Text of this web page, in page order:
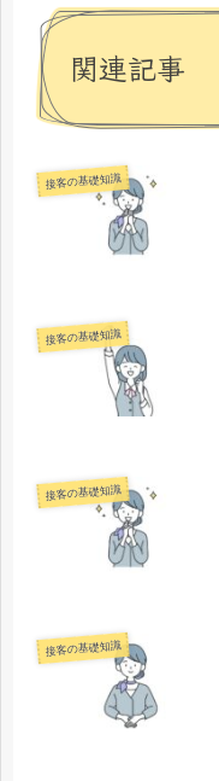
関連記事
接客の基礎知識
接客の基礎知識
接客の基礎知識
接客の基礎知識